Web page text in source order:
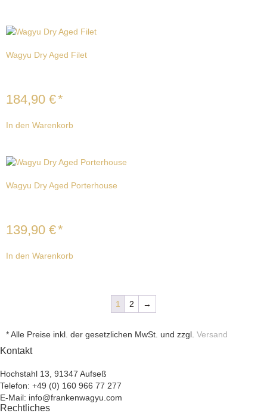
Wagyu Dry Aged Filet
184,90 €*
In den Warenkorb
Wagyu Dry Aged Porterhouse
139,90 €*
In den Warenkorb
1 2 →
* Alle Preise inkl. der gesetzlichen MwSt. und zzgl. Versand
Kontakt
Hochstahl 13, 91347 Aufseß
Telefon: +49 (0) 160 966 77 277
E-Mail: info@frankenwagyu.com
Rechtliches